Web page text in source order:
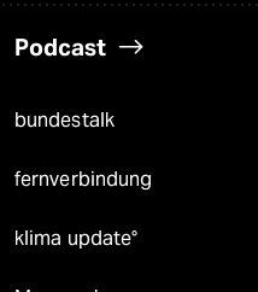
Podcast
bundestalk
fernverbindung
klima update°